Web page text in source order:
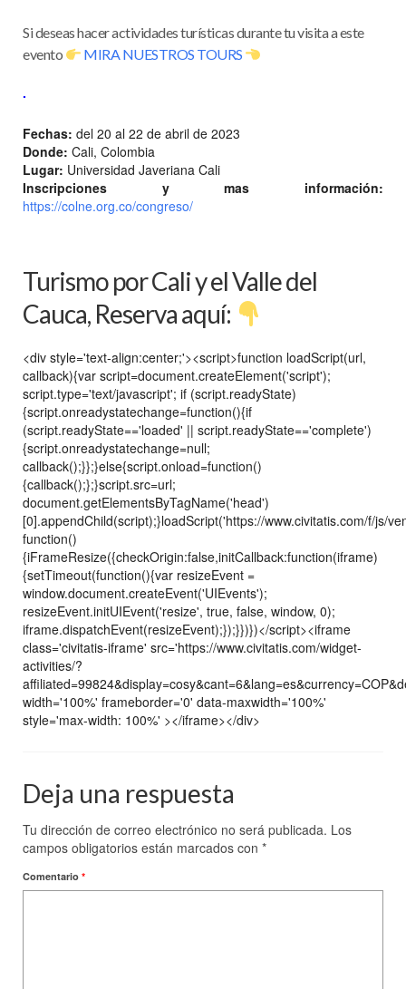
Si deseas hacer actividades turísticas durante tu visita a este
evento
MIRA NUESTROS TOURS
.
Fechas: del 20 al 22 de abril de 2023
Donde: Cali, Colombia
Lugar: Universidad Javeriana Cali
Inscripciones y mas información:
https://colne.org.co/congreso/
Turismo por Cali y el Valle del
Cauca, Reserva aquí:
<div style='text-align:center;'><script>function loadScript(url,
callback){var script=document.createElement('script');
script.type='text/javascript'; if (script.readyState)
{script.onreadystatechange=function(){if
(script.readyState=='loaded' || script.readyState=='complete')
{script.onreadystatechange=null;
callback();}};}else{script.onload=function()
{callback();};}script.src=url;
document.getElementsByTagName('head')
[0].appendChild(script);}loadScript('https://www.civitatis.com/f/js/
function()
{iFrameResize({checkOrigin:false,initCallback:function(iframe)
{setTimeout(function(){var resizeEvent =
window.document.createEvent('UIEvents');
resizeEvent.initUIEvent('resize', true, false, window, 0);
iframe.dispatchEvent(resizeEvent);});}})})</script><iframe
class='civitatis-iframe' src='https://www.civitatis.com/widget-
activities/?
width='100%' frameborder='0' data-maxwidth='100%'
style='max-width: 100%' ></iframe></div>
Deja una respuesta
Tu dirección de correo electrónico no será publicada. Los
campos obligatorios están marcados con *
Comentario *